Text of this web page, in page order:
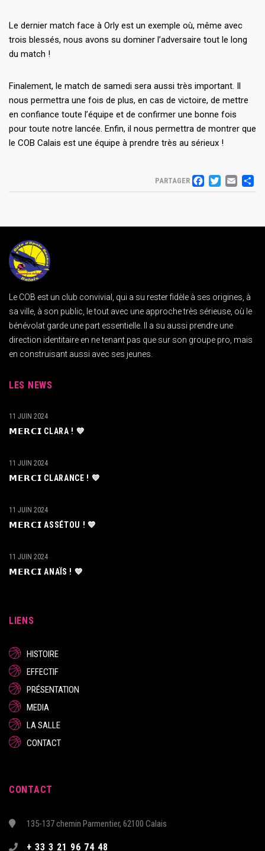
Le dernier match face à Orly est un exemple où, même avec
trois blessés, nous avons su dominer l’adversaire tout le long
du match !
Finalement, le match de samedi sera aussi très important. Il
nous permettra une fois de plus, en cas de victoire, de mettre
en confiance toute l’équipe et de confirmer une bonne fois
pour toute notre lancée. Enfin, il nous permettra de montrer que
le COB Calais est une équipe à prendre très au sérieux !
PARTAGER
Le COB est un club convivial, qui a su rester fidèle à ses origines, à
sa ville, à son public, le tout avec une approche très sérieuse, où le
bénévolat garde une part essentielle. Il a su aussi prendre une
direction identitaire en ne tenant pas que sur son groupe pro, mais
en construisant aussi avec ses jeunes.
LES NEWS
𝗠𝗘𝗥𝗖𝗜 CLARA ! 💙
11 JUIN 2024
𝗠𝗘𝗥𝗖𝗜 CLARANCE ! 💙
11 JUIN 2024
𝗠𝗘𝗥𝗖𝗜 ASSÉTOU ! 💙
11 JUIN 2024
𝗠𝗘𝗥𝗖𝗜 ANAÏS ! 💙
11 JUIN 2024
LIENS
HISTOIRE
EFFECTIF
PRÉSENTATION
MEDIA
LA SALLE
CONTACT
CONTACT
135-137 chemin Parmentier, 62100 Calais
+ 33 3 21 96 74 48